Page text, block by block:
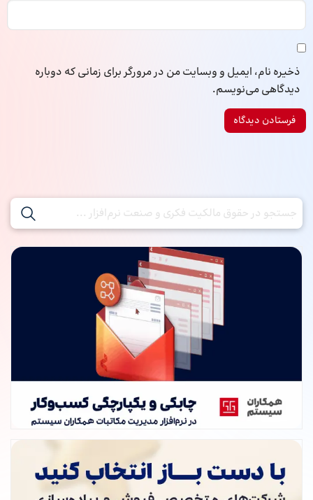
ذخیره نام، ایمیل و وبسایت من در مرورگر برای زمانی که دوباره
دیدگاهی می‌نویسم.